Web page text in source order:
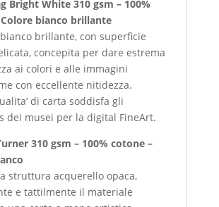
Bright White 310 gsm – 100%
bianco brillante
brillante, con superficie
concepita per dare estrema
ai colori e alle immagini
con eccellente nitidezza.
di carta soddisfa gli
dei musei per la digital FineArt.
310 gsm – 100% cotone –
struttura acquerello opaca,
e tattilmente il materiale